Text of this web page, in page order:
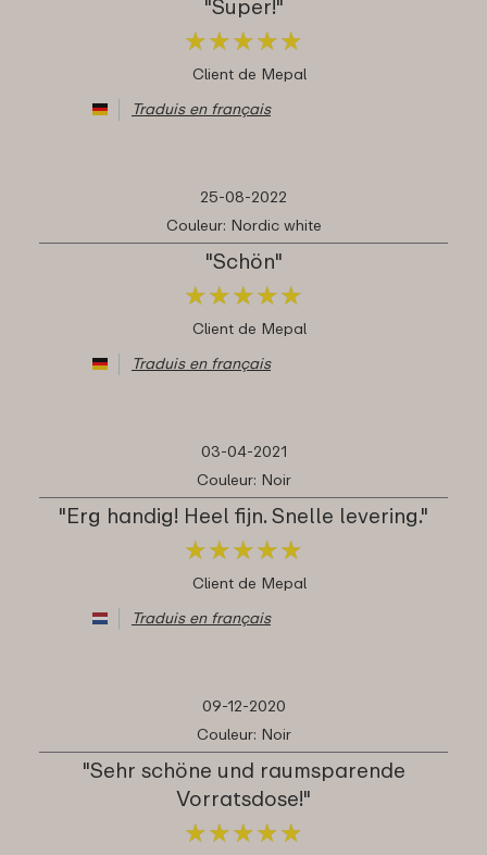
"Super!"
★★★★★
★★★★★
Client de Mepal
Traduis en français
25-08-2022
Couleur: Nordic white
"Schön"
★★★★★
★★★★★
Client de Mepal
Traduis en français
03-04-2021
Couleur: Noir
"Erg handig! Heel fijn. Snelle levering."
★★★★★
★★★★★
Client de Mepal
Traduis en français
09-12-2020
Couleur: Noir
"Sehr schöne und raumsparende
Vorratsdose!"
★★★★★
★★★★★